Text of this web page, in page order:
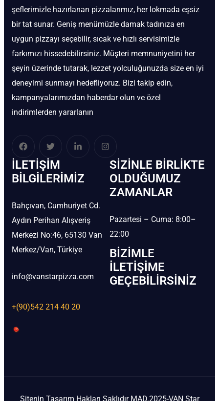
şeflerimizle hazırlanan pizzalarımız, her lokmada eşsiz
bir tat sunar. Geniş menümüzle damak tadınıza en
uygun pizzayı seçebilir, sıcak ve hızlı servisimizle
farkımızı hissedebilirsiniz. Müşteri memnuniyetini her
şeyin üzerinde tutarak, lezzet yolculuğunuzda size en iyi
deneyimi sunmayı hedefliyoruz. Bizi takip edin,
kampanyalarımızdan haberdar olun ve özel
indirimlerden yararlanın
İLETIŞIM
BİLGILERIMIZ
Bahçıvan, Cumhuriyet Cd.
Aydın Perihan Alışveriş
Merkezi No:46, 65130 Van
Merkez/Van, Türkiye
info@vanstarpizza.com
+(90)542 214 40 20
SIZINLE BIRLIKTE
OLDUĞUMUZ
ZAMANLAR
Pazartesi – Cuma: 8:00–
22:00
BIZIMLE
İLETIŞIME
GEÇEBILIRSINIZ
Sitenin Tasarım Hakları Saklıdır MAD.2025-VAN Star